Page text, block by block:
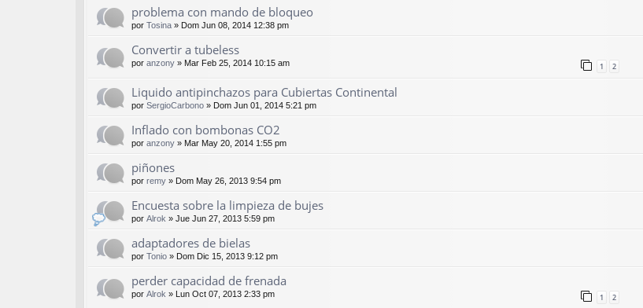
problema con mando de bloqueo
por Tosina » Dom Jun 08, 2014 12:38 pm
Convertir a tubeless
por anzony » Mar Feb 25, 2014 10:15 am 1 2
Liquido antipinchazos para Cubiertas Continental
por SergioCarbono » Dom Jun 01, 2014 5:21 pm
Inflado con bombonas CO2
por anzony » Mar May 20, 2014 1:55 pm
piñones
por remy » Dom May 26, 2013 9:54 pm
Encuesta sobre la limpieza de bujes
por Alrok » Jue Jun 27, 2013 5:59 pm
adaptadores de bielas
por Tonio » Dom Dic 15, 2013 9:12 pm
perder capacidad de frenada
por Alrok » Lun Oct 07, 2013 2:33 pm 1 2